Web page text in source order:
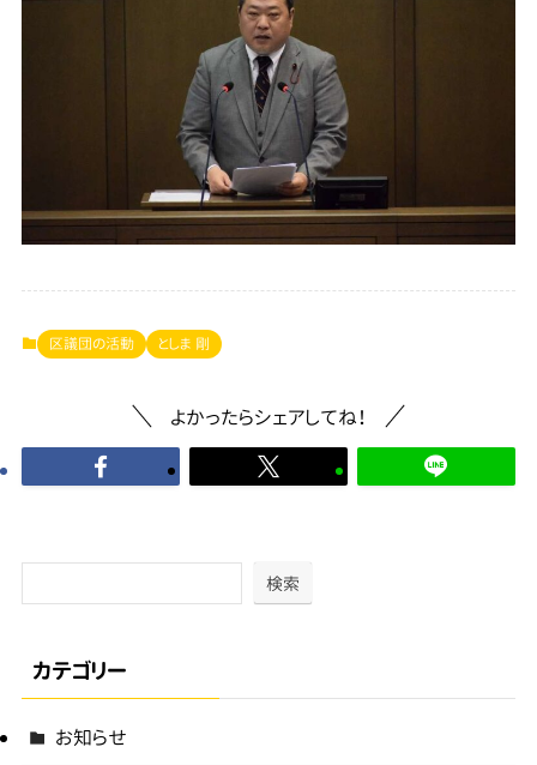
区議団の活動 としま 剛
よかったらシェアしてね！
検索
カテゴリー
お知らせ